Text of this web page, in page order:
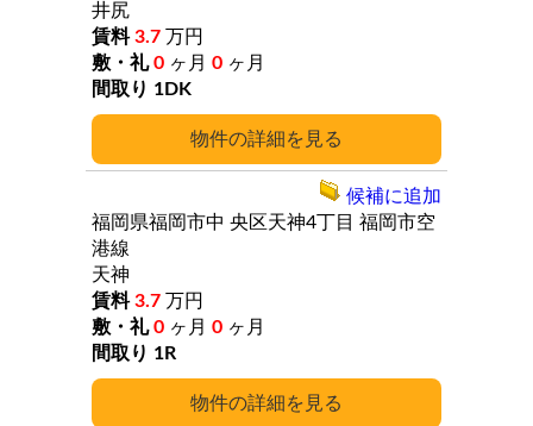
詳細
井尻
3.7 万円
0 ヶ月 0 ヶ月
1DK
詳細
福岡県福岡市中 央区天神4丁目 福岡市空
港線
天神
3.7 万円
0 ヶ月 0 ヶ月
1R
候補に追加